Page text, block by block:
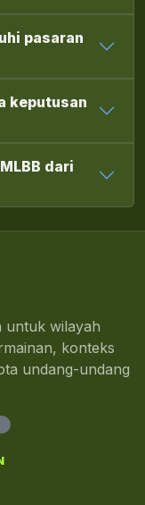
pasaran
keputusan
dari
untuk wilayah
konteks
undang-undang